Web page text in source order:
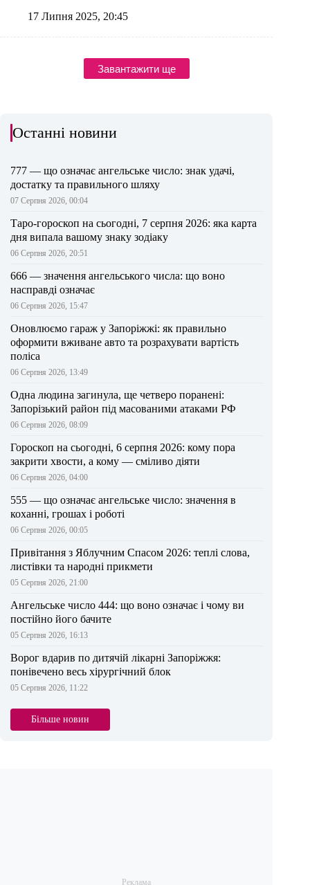
17 Липня 2025, 20:45
Завантажити ще
Останні новини
777 — що означає ангельське число: знак удачі,
достатку та правильного шляху
07 Серпня 2026, 00:04
Таро-гороскоп на сьогодні, 7 серпня 2026: яка карта
дня випала вашому знаку зодіаку
06 Серпня 2026, 20:51
666 — значення ангельського числа: що воно
насправді означає
06 Серпня 2026, 15:47
Оновлюємо гараж у Запоріжжі: як правильно
оформити вживане авто та розрахувати вартість
поліса
06 Серпня 2026, 13:49
Одна людина загинула, ще четверо поранені:
Запорізький район під масованими атаками РФ
06 Серпня 2026, 08:09
Гороскоп на сьогодні, 6 серпня 2026: кому пора
закрити хвости, а кому — сміливо діяти
06 Серпня 2026, 04:00
555 — що означає ангельське число: значення в
коханні, грошах і роботі
06 Серпня 2026, 00:05
Привітання з Яблучним Спасом 2026: теплі слова,
листівки та народні прикмети
05 Серпня 2026, 21:00
Ангельське число 444: що воно означає і чому ви
постійно його бачите
05 Серпня 2026, 16:13
Ворог вдарив по дитячій лікарні Запоріжжя:
понівечено весь хірургічний блок
05 Серпня 2026, 11:22
Більше новин